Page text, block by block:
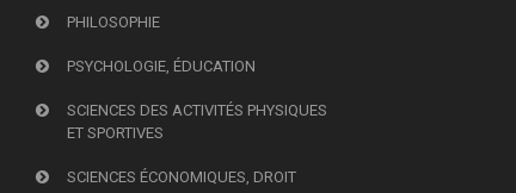
PHILOSOPHIE
PSYCHOLOGIE, ÉDUCATION
SCIENCES DES ACTIVITÉS PHYSIQUES
ET SPORTIVES
SCIENCES ÉCONOMIQUES, DROIT